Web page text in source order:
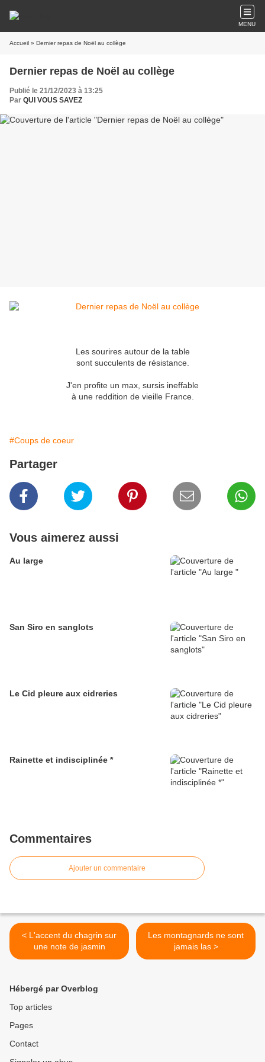
MENU
Accueil » Dernier repas de Noël au collège
Dernier repas de Noël au collège
Publié le 21/12/2023 à 13:25
Par QUI VOUS SAVEZ
Les sourires autour de la table
sont succulents de résistance.
J'en profite un max, sursis ineffable
à une reddition de vieille France.
#Coups de coeur
Partager
Vous aimerez aussi
Au large
San Siro en sanglots
Le Cid pleure aux cidreries
Rainette et indisciplinée *
Commentaires
Ajouter un commentaire
< L'accent du chagrin sur
une note de jasmin
Les montagnards ne sont
jamais las >
Hébergé par Overblog
Top articles
Pages
Contact